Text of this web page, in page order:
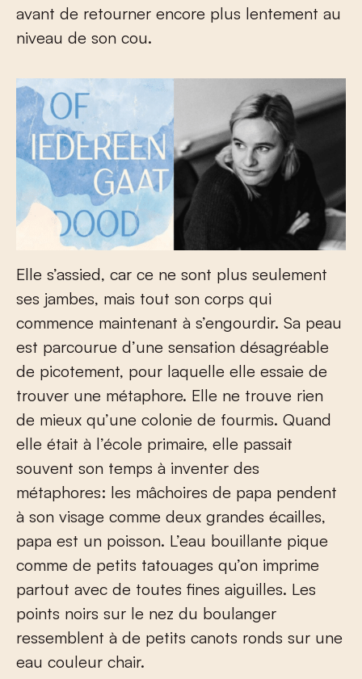
avant de retourner encore plus lentement au
niveau de son cou.
Elle s’assied, car ce ne sont plus seulement
ses jambes, mais tout son corps qui
commence maintenant à s’engourdir. Sa peau
est parcourue d’une sensation désagréable
de picotement, pour laquelle elle essaie de
trouver une métaphore. Elle ne trouve rien
de mieux qu’une colonie de fourmis. Quand
elle était à l’école primaire, elle passait
souvent son temps à inventer des
métaphores: les mâchoires de papa pendent
à son visage comme deux grandes écailles,
papa est un poisson. L’eau bouillante pique
comme de petits tatouages qu’on imprime
partout avec de toutes fines aiguilles. Les
points noirs sur le nez du boulanger
ressemblent à de petits canots ronds sur une
eau couleur chair.